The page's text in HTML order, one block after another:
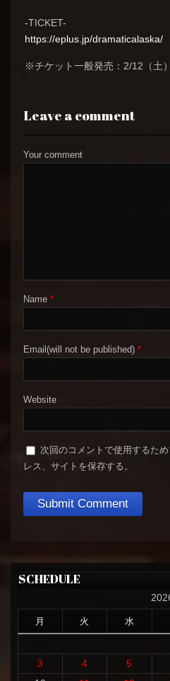
-TICKET-
https://eplus.jp/dramaticalaska/
※チケット一般発売：2/12（土
Leave a comment
Your comment
Name *
Email(will not be published) *
Website
次回のコメントで使用するた
レス、サイトを保存する。
SCHEDULE
月 火 水
3
4 5